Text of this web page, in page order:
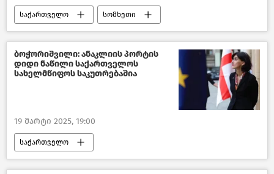
საქართველო სომხეთი
თბილისის მერია თბილისი დღეს
საზოგადოება სპორტი
ახალი ამბები
ბოჭორიშვილი: ანაკლიის პორტის
დიდი ნაწილი საქართველოს
სახელმწიფოს საკუთრებაშია
19 მარტი 2025, 19:00
საქართველო
საქართველოს საგარეო საქმეთა სამინისტრო